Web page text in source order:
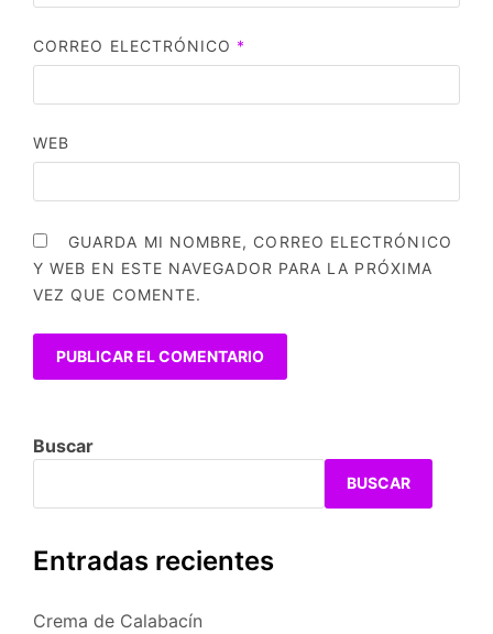
CORREO ELECTRÓNICO *
WEB
GUARDA MI NOMBRE, CORREO ELECTRÓNICO
Y WEB EN ESTE NAVEGADOR PARA LA PRÓXIMA
VEZ QUE COMENTE.
Buscar
BUSCAR
Entradas recientes
Crema de Calabacín